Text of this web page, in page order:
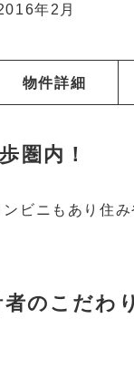
年2月
物件詳細
圏内！
ビニもあり住
のこだわり